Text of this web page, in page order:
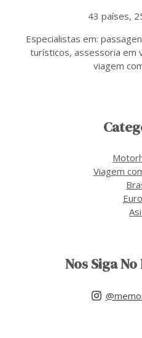
43 países,
Especialistas em:
turísticos, assessoria em
viagem
Viagem
Nos Siga